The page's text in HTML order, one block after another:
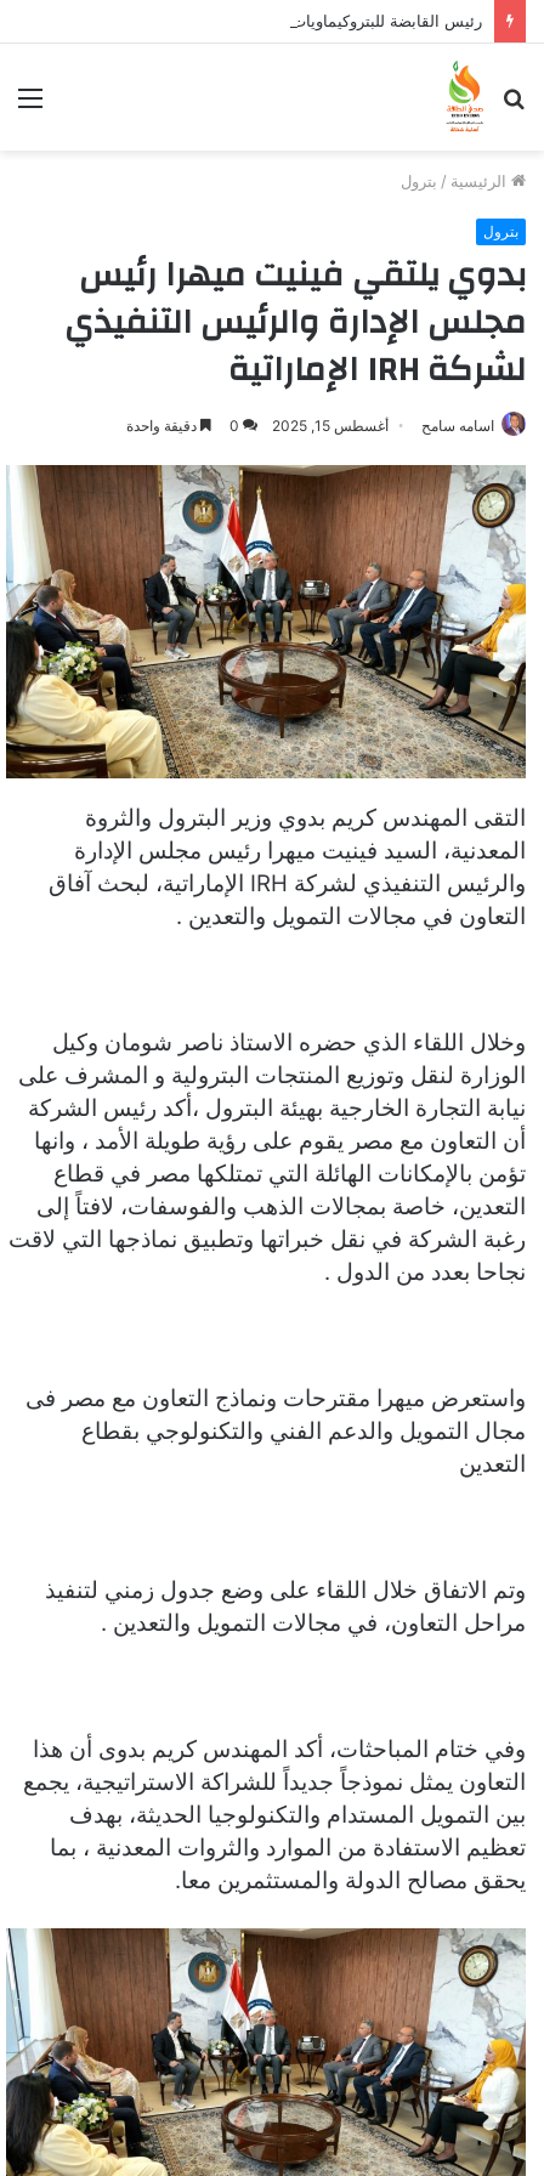
بحث
عن
الرئيسية / بترول
بترول
بدوي يلتقي فينيت ميهرا رئيس
مجلس الإدارة والرئيس التنفيذي
لشركة IRH الإماراتية
اسامه سامح أغسطس 15, 2025 0 دقيقة واحدة
التقى المهندس كريم بدوي وزير البترول والثروة
المعدنية، السيد فينيت ميهرا رئيس مجلس الإدارة
والرئيس التنفيذي لشركة IRH الإماراتية، لبحث آفاق
التعاون في مجالات التمويل والتعدين .
وخلال اللقاء الذي حضره الاستاذ ناصر شومان وكيل
الوزارة لنقل وتوزيع المنتجات البترولية و المشرف على
نيابة التجارة الخارجية بهيئة البترول ،أكد رئيس الشركة
أن التعاون مع مصر يقوم على رؤية طويلة الأمد ، وانها
تؤمن بالإمكانات الهائلة التي تمتلكها مصر في قطاع
التعدين، خاصة بمجالات الذهب والفوسفات، لافتاً إلى
رغبة الشركة في نقل خبراتها وتطبيق نماذجها التي لاقت
نجاحا بعدد من الدول .
واستعرض ميهرا مقترحات ونماذج التعاون مع مصر فى
مجال التمويل والدعم الفني والتكنولوجي بقطاع
التعدين
وتم الاتفاق خلال اللقاء على وضع جدول زمني لتنفيذ
مراحل التعاون، في مجالات التمويل والتعدين .
وفي ختام المباحثات، أكد المهندس كريم بدوى أن هذا
التعاون يمثل نموذجاً جديداً للشراكة الاستراتيجية، يجمع
بين التمويل المستدام والتكنولوجيا الحديثة، بهدف
تعظيم الاستفادة من الموارد والثروات المعدنية ، بما
يحقق مصالح الدولة والمستثمرين معا.